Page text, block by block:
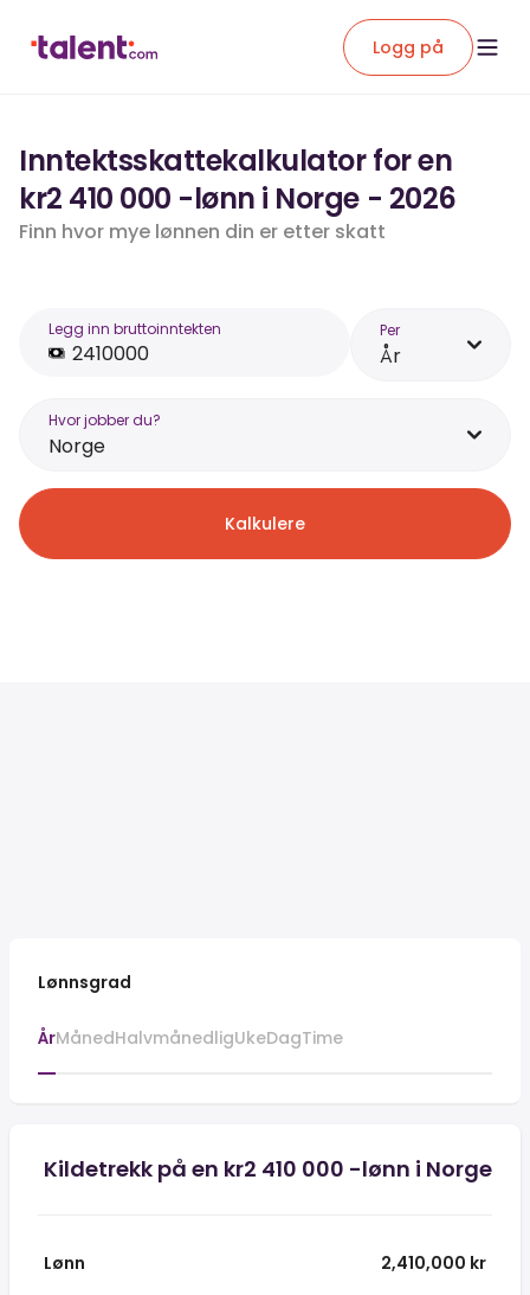
Logg på
Inntektsskattekalkulator for en
kr2 410 000 -lønn i Norge - 2026
Finn hvor mye lønnen din er etter skatt
Legg inn bruttoinntekten Per
År
Hvor jobber du?
Norge
Kalkulere
Lønnsgrad
ÅrMånedHalvmånedligUkeDagTime
Kildetrekk på en kr2 410 000 -lønn i Norge
Lønn
2,410,000 kr